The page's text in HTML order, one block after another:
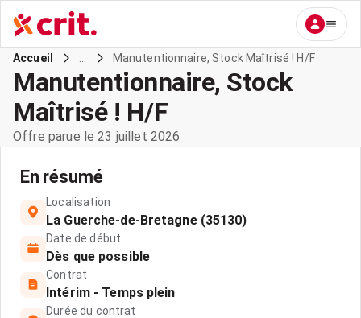
Accueil Manutentionnaire, Stock Maîtrisé ! H/F
Manutentionnaire, Stock
Maîtrisé ! H/F
Offre parue le 23 juillet 2026
En résumé
Localisation
La Guerche-de-Bretagne (35130)
Date de début
Dès que possible
Contrat
Intérim - Temps plein
Durée du contrat